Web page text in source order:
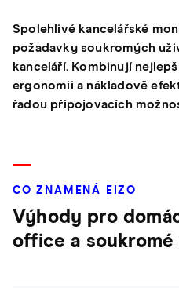
Spolehlivé kancelářské
požadavky soukromých
kanceláří. Kombinují
ergonomii a nákladově
řadou připojovacích
CO ZNAMENÁ EIZO
Výhody pro
office a soukromé